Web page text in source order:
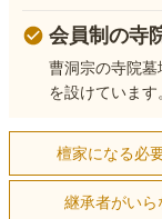
会員制の寺
曹洞宗の寺院
を設けています
檀家になる必
継承者がいら